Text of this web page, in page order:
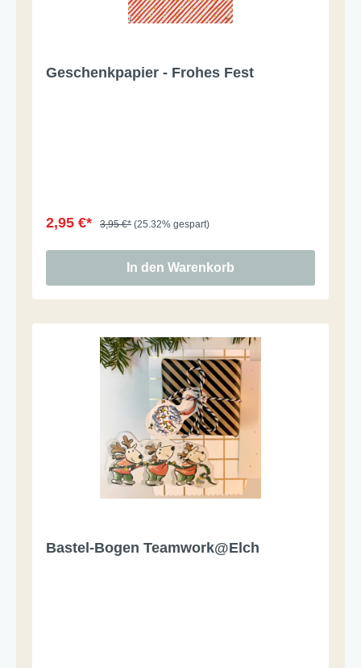
Geschenkpapier - Frohes Fest
2,95 €* 3,95 €* (25.32% gespart)
In den Warenkorb
Bastel-Bogen Teamwork@Elch